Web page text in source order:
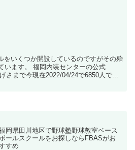
をいくつか開設しているのですがその殆
います。 福岡内装センターの公式
さまで今現在2022/04/24で6850人で
岡県田川地区で野球塾野球教室ベース
ボールスクールをお探しならFBASがお
すめ